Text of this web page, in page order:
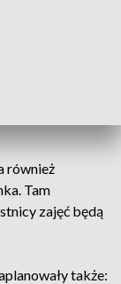
również
Tam
zajęć będą
także: